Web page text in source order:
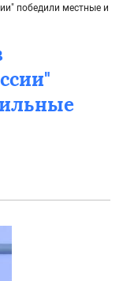
победили местные и